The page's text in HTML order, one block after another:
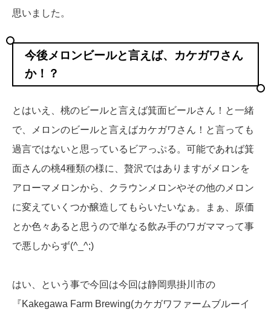
思いました。
今後メロンビールと言えば、カケガワさん
か！？
とはいえ、桃のビールと言えば箕面ビールさん！と一緒
で、メロンのビールと言えばカケガワさん！と言っても
過言ではないと思っているビアっぷる。可能であれば箕
面さんの桃4種類の様に、贅沢ではありますがメロンを
アローマメロンから、クラウンメロンやその他のメロン
に変えていくつか醸造してもらいたいなぁ。まぁ、原価
とか色々あると思うので単なる飲み手のワガママって事
で悪しからず(^_^;)
はい、という事で今回は今回は静岡県掛川市の
『Kakegawa Farm Brewing(カケガワファームブルーイ